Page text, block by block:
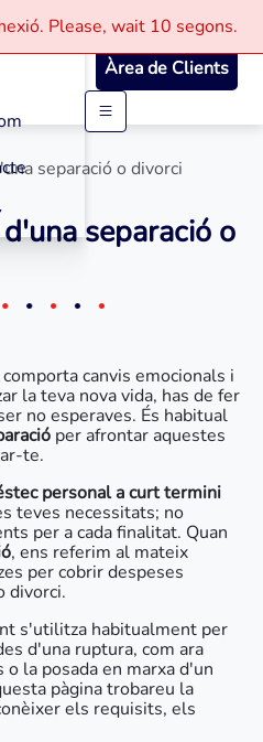
Please, wait 10 segons.
Àrea de Clients
separació o divorci
separació o
canvis emocionals i
la teva nova vida, has de fer
no esperaves. És habitual
per afrontar aquestes
te.
personal a curt termini
teves necessitats; no
per a cada finalitat. Quan
, ens referim al mateix
per cobrir despeses
divorci.
s'utilitza habitualment per
d'una ruptura, com ara
la posada en marxa d'un
pàgina trobareu la
els requisits, els